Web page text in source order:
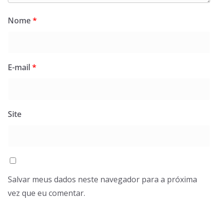
Nome*
E-mail*
Site
Salvar meus dados neste navegador para a próxima
vez que eu comentar.